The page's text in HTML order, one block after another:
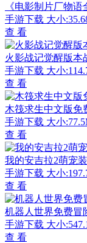
《电影制片厂物
手游下载 大小
查 看
火影战记觉醒版本
手游下载 大小
查 看
木筏求生中文版免
手游下载 大小
查 看
我的安吉拉2萌宠
手游下载 大小
查 看
机器人世界免费冒
手游下载 大小
查 看